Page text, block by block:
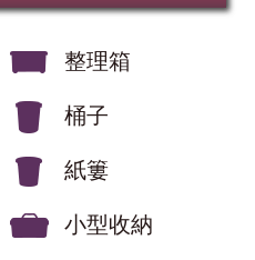
整理箱
桶子
紙簍
小型收納